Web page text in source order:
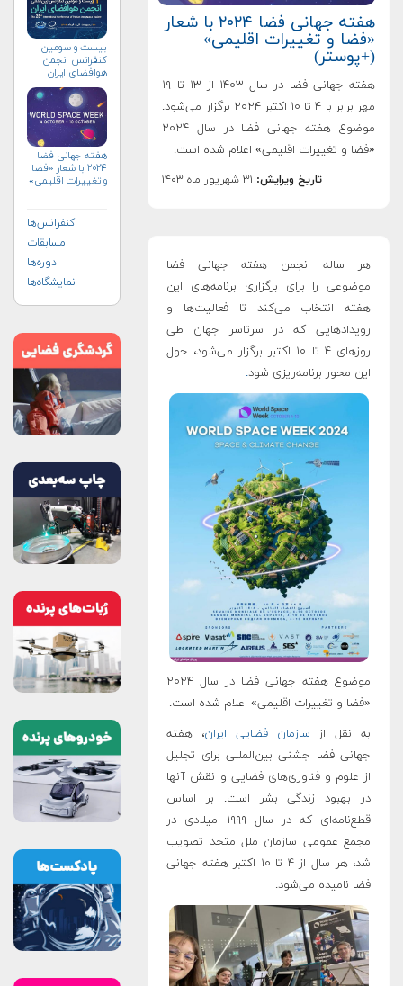
هفته جهانی فضا ۲۰۲۴ با شعار
«فضا و تغییرات اقلیمی»
(+پوستر)
هفته جهانی فضا در سال ۱۴۰۳ از ۱۳ تا ۱۹
مهر برابر با ۴ تا ۱۰ اکتبر ۲۰۲۴ برگزار می‌شود.
موضوع هفته جهانی فضا در سال ۲۰۲۴
«فضا و تغییرات اقلیمی» اعلام شده است.
تاریخ ویرایش: ۳۱ شهریور ماه ۱۴۰۳
هر ساله انجمن هفته جهانی فضا
موضوعی را برای برگزاری برنامه‌های این
هفته انتخاب می‌کند تا فعالیت‌ها و
رویدادهایی که در سرتاسر جهان طی
روزهای ۴ تا ۱۰ اکتبر برگزار می‌شود، حول
این محور برنامه‌ریزی شود.
موضوع هفته جهانی فضا در سال ۲۰۲۴
«فضا و تغییرات اقلیمی» اعلام شده است.
به نقل از سازمان فضایی ایران، هفته
جهانی فضا جشنی بین‌المللی برای تجلیل
از علوم و فناوری‌های فضایی و نقش آنها
در بهبود زندگی بشر است. بر اساس
قطع‌نامه‌ای که در سال ۱۹۹۹ میلادی در
مجمع عمومی سازمان ملل متحد تصویب
شد، هر سال از ۴ تا ۱۰ اکتبر هفته‌ جهانی
فضا نامیده می‌شود.
بیست و سومین
کنفرانس انجمن
هوافضای ايران
هفته جهانی فضا
۲۰۲۴ با شعار «فضا
و تغییرات اقلیمی»
کنفرانس‌ها
مسابقات
دوره‌ها
نمایشگاه‌ها